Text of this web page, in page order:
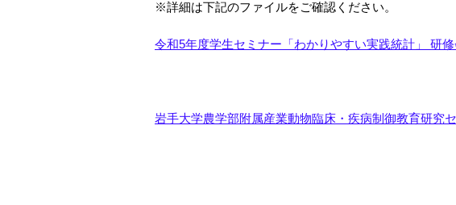
※詳細は下記のファイルをご確認ください。
令和5年度学生セミナー「わかりやすい実践統計」 研
岩手大学農学部附属産業動物臨床・疾病制御教育研究